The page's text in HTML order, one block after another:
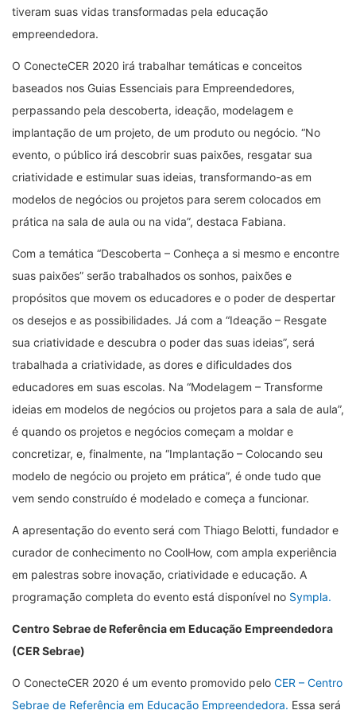
tiveram suas vidas transformadas pela educação
empreendedora.
O ConecteCER 2020 irá trabalhar temáticas e conceitos
baseados nos Guias Essenciais para Empreendedores,
perpassando pela descoberta, ideação, modelagem e
implantação de um projeto, de um produto ou negócio. “No
evento, o público irá descobrir suas paixões, resgatar sua
criatividade e estimular suas ideias, transformando-as em
modelos de negócios ou projetos para serem colocados em
prática na sala de aula ou na vida”, destaca Fabiana.
Com a temática “Descoberta – Conheça a si mesmo e encontre
suas paixões” serão trabalhados os sonhos, paixões e
propósitos que movem os educadores e o poder de despertar
os desejos e as possibilidades. Já com a “Ideação – Resgate
sua criatividade e descubra o poder das suas ideias”, será
trabalhada a criatividade, as dores e dificuldades dos
educadores em suas escolas. Na “Modelagem – Transforme
ideias em modelos de negócios ou projetos para a sala de aula”,
é quando os projetos e negócios começam a moldar e
concretizar, e, finalmente, na “Implantação – Colocando seu
modelo de negócio ou projeto em prática”, é onde tudo que
vem sendo construído é modelado e começa a funcionar.
A apresentação do evento será com Thiago Belotti, fundador e
curador de conhecimento no CoolHow, com ampla experiência
em palestras sobre inovação, criatividade e educação. A
programação completa do evento está disponível no Sympla.
Centro Sebrae de Referência em Educação Empreendedora
(CER Sebrae)
O ConecteCER 2020 é um evento promovido pelo CER – Centro
Sebrae de Referência em Educação Empreendedora. Essa será